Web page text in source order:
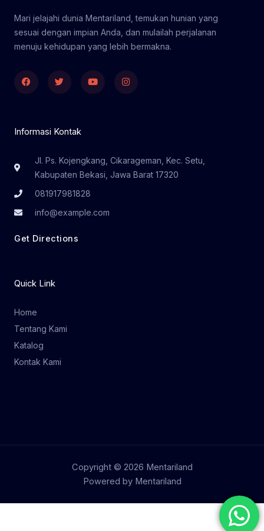
Mari jelajahi dunia Mentariland, temukan hunian yang
sesuai dengan impian Anda, dan mulailah perjalanan
menuju kehidupan yang lebih bermakna.
FacebookTwitter YoutubeInstagram
Informasi Kontak
Jl. Ps. Kojengkang, Cikarageman, Kec. Setu,
Kabupaten Bekasi, Jawa Barat 17320
081917981828
info@example.com
Get Directions
Quick Link
Home
Tentang Kami
Katalog
Kontak Kami
Copyright © 2026 Mentariland
Powered by Mentariland